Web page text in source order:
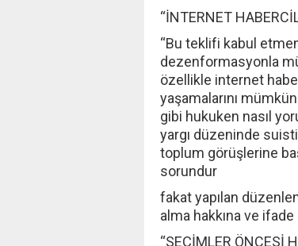
“İNTERNET
“Bu teklifi kabul
dezenformasyonla
özellikle internet
yaşamalarını
gibi hukuken nasıl
yargı düzeninde
toplum görüşlerine
sorundur
fakat yapılan
alma hakkına ve
“SEÇİMLER ÖNCESİ